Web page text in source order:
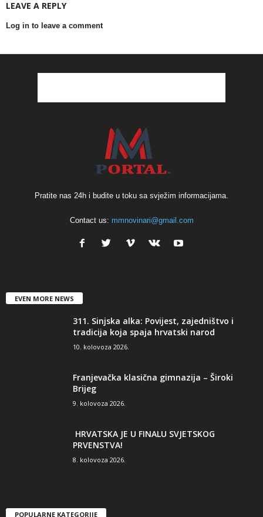
LEAVE A REPLY
Log in to leave a comment
Pratite nas 24h i budite u toku sa svježim informacijama.
Contact us: mmnovinari@gmail.com
EVEN MORE NEWS
311. Sinjska alka: Povijest, zajedništvo i
tradicija koja spaja hrvatski narod
10. kolovoza 2026.
Franjevačka klasična gimnazija – Široki
Brijeg
9. kolovoza 2026.
HRVATSKA JE U FINALU SVJETSKOG
PRVENSTVA!
8. kolovoza 2026.
POPULARNE KATEGORIJE